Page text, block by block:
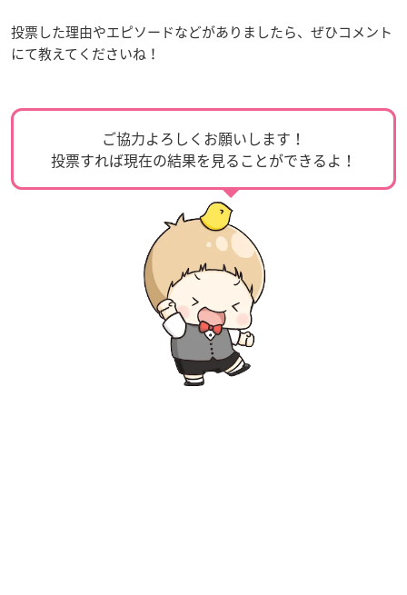
投票した理由やエピソードなどがありましたら、ぜひコメント
にて教えてくださいね！
ご協力よろしくお願いします！
投票すれば現在の結果を見ることができるよ！